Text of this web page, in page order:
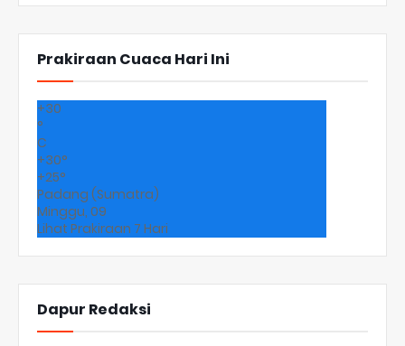
Prakiraan Cuaca Hari Ini
+30
°
C
+30°
+25°
Padang (Sumatra)
Minggu, 09
Lihat Prakiraan 7 Hari
Dapur Redaksi